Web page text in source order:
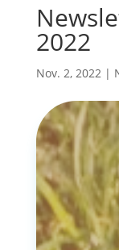
2022
Nov. 2, 2022|